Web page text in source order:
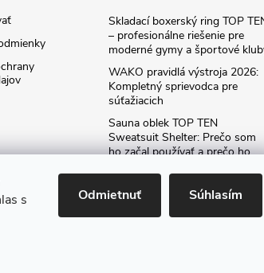
s
Odmietnuť Súhlasím
Skladací boxerský ring TOP
– profesionálne riešenie pre
moderné gymy a športové
WAKO pravidlá výstroja 2026:
Kompletný sprievodca pre
súťažiacich
Sauna oblek TOP TEN
Sweatsuit Shelter: Prečo som
ho začal používať a prečo ho
Archív